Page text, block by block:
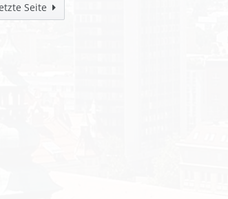
Seite